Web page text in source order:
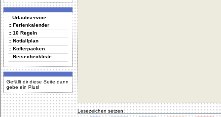
.:: Urlaubservice
:: Ferienkalender
:: 10 Regeln
:: Notfallplan
:: Kofferpacken
:: Reisecheckliste
Gefällt dir diese Seite dann
gebe ein Plus!
Lesezeichen setzen: